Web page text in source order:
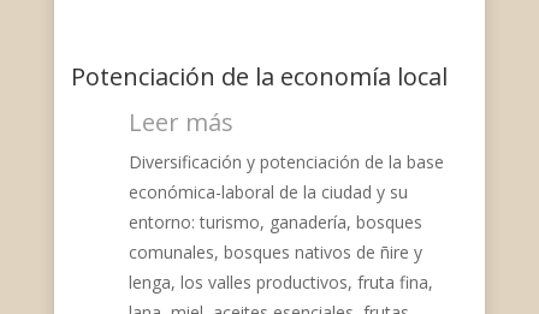
Potenciación de la economía local
Leer más
Diversificación y potenciación de la base
económica-laboral de la ciudad y su
entorno: turismo, ganadería, bosques
comunales, bosques nativos de ñire y
lenga, los valles productivos, fruta fina,